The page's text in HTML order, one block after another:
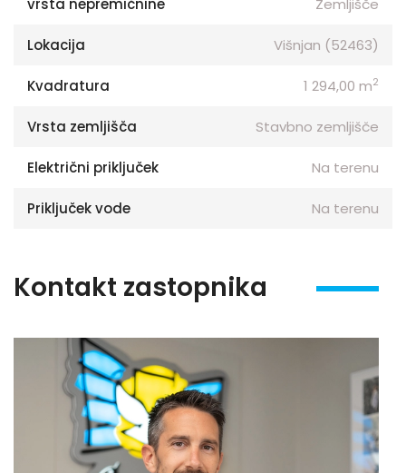
vrsta nepremičnine Zemljišče
Lokacija Višnjan (52463)
Kvadratura 1 294,00 m2
Vrsta zemljišča Stavbno zemljišče
Električni priključek Na terenu
Priključek vode Na terenu
Kontakt zastopnika